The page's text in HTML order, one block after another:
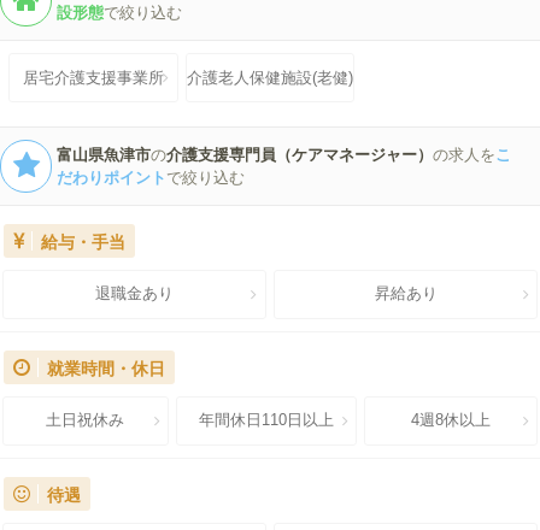
設形態で絞り込む
居宅介護支援事業所 介護老人保健施設(老健)
富山県魚津市の介護支援専門員（ケアマネージャー）の求人をこ
だわりポイント で絞り込む
給与・手当
退職金あり 昇給あり
就業時間・休日
土日祝休み 年間休日110日以上 4週8休以上
待遇